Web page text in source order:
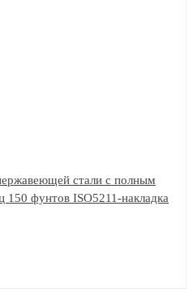
стали с полным
150 фунтов ISO5211-накладка